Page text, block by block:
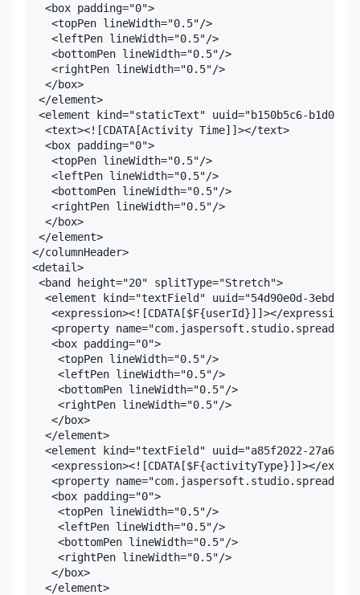
   <box padding="0">
    <topPen lineWidth="0.5"/>
    <leftPen lineWidth="0.5"/>
    <bottomPen lineWidth="0.5"/>
    <rightPen lineWidth="0.5"/>
   </box>
  </element>
<element kind="staticText" uuid="b150b5c6-b1d0-
   <text><![CDATA[Activity Time]]></text>
   <box padding="0">
    <topPen lineWidth="0.5"/>
    <leftPen lineWidth="0.5"/>
    <bottomPen lineWidth="0.5"/>
    <rightPen lineWidth="0.5"/>
   </box>
  </element>
</columnHeader>
<detail>
  <band height="20" splitType="Stretch">
<element kind="textField" uuid="54d90e0d-3ebd-
    <expression><![CDATA[$F{userId}]]></expression>
<property
    <box padding="0">
     <topPen lineWidth="0.5"/>
     <leftPen lineWidth="0.5"/>
     <bottomPen lineWidth="0.5"/>
     <rightPen lineWidth="0.5"/>
    </box>
   </element>
<element kind="textField" uuid="a85f2022-27a6-
<expression><![CDATA[$F{activityType}]]></
<property
    <box padding="0">
     <topPen lineWidth="0.5"/>
     <leftPen lineWidth="0.5"/>
     <bottomPen lineWidth="0.5"/>
     <rightPen lineWidth="0.5"/>
    </box>
   </element>